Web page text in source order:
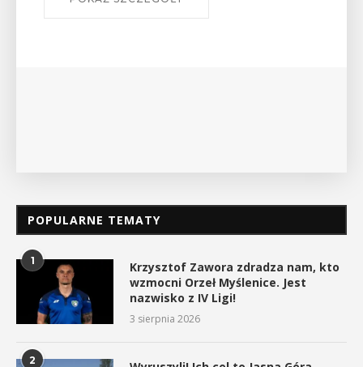
POPULARNE TEMATY
1
Krzysztof Zawora zdradza nam, kto
wzmocni Orzeł Myślenice. Jest
nazwisko z IV Ligi!
3 sierpnia 2026
2